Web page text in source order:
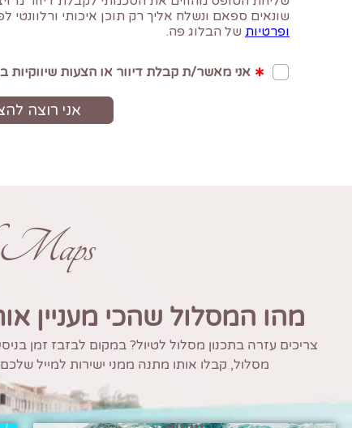
מהו המסלול שהכי מעניין
צריכים עזרה בתכנון מסלול לטיול? במקום לבזבז זמן
מסלול, קבלו אותו מתנה ממני ישירות למייל